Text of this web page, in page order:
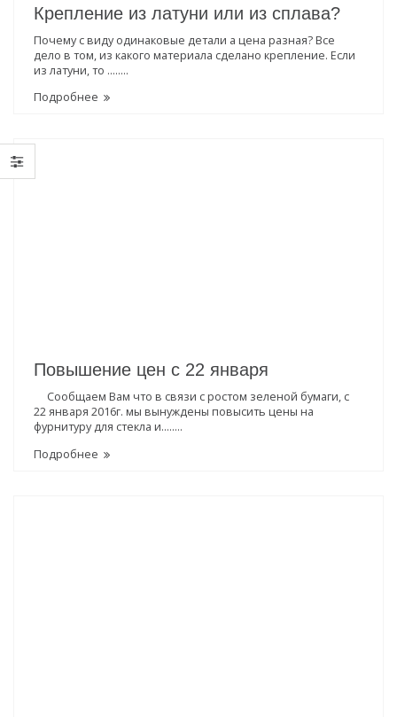
Крепление из латуни или из сплава?
Почему с виду одинаковые детали а цена разная? Все
дело в том, из какого материала сделано крепление. Если
из латуни, то ........
Подробнее
Повышение цен с 22 января
Сообщаем Вам что в связи с ростом зеленой бумаги, с
22 января 2016г. мы вынуждены повысить цены на
фурнитуру для стекла и........
Подробнее